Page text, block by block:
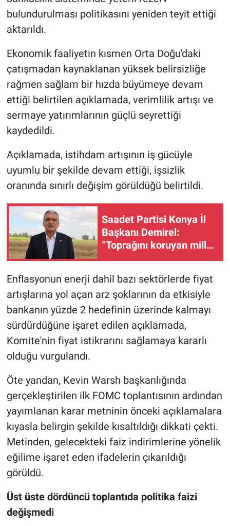
bulundurulması politikasını yeniden teyit ettiği
aktarıldı.
Ekonomik faaliyetin kısmen Orta Doğu'daki
çatışmadan kaynaklanan yüksek belirsizliğe
rağmen sağlam bir hızda büyümeye devam
ettiği belirtilen açıklamada, verimlilik artışı ve
sermaye yatırımlarının güçlü seyrettiği
kaydedildi.
Açıklamada, istihdam artışının iş gücüyle
uyumlu bir şekilde devam ettiği, işsizlik
oranında sınırlı değişim görüldüğü belirtildi.
Saadet Partisi Konya İl
Başkanı Demirel:
“Toprağını koruyan millet
geleceğini korur"
Enflasyonun enerji dahil bazı sektörlerde fiyat
artışlarına yol açan arz şoklarının da etkisiyle
bankanın yüzde 2 hedefinin üzerinde kalmayı
sürdürdüğüne işaret edilen açıklamada,
Komite'nin fiyat istikrarını sağlamaya kararlı
olduğu vurgulandı.
Öte yandan, Kevin Warsh başkanlığında
gerçekleştirilen ilk FOMC toplantısının ardından
yayımlanan karar metninin önceki açıklamalara
kıyasla belirgin şekilde kısaltıldığı dikkati çekti.
Metinden, gelecekteki faiz indirimlerine yönelik
eğilime işaret eden ifadelerin çıkarıldığı
görüldü.
Üst üste dördüncü toplantıda politika faizi
değişmedi